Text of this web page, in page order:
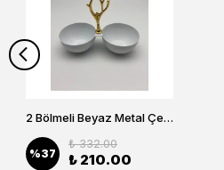
2 Bölmeli Beyaz Metal Çerezlik, Altın Dallı Çerez Tabağı
%37
₺ 332.00
₺ 210.00